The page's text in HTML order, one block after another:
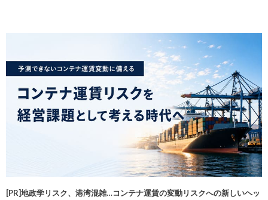
[PR]地政学リスク、港湾混雑…コンテナ運賃の変動リスクへの新しいヘッ